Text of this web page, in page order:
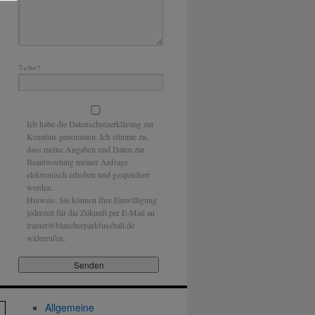
7+9=?
Ich habe die Datenschutzerklärung zur
Kenntnis genommen. Ich stimme zu,
dass meine Angaben und Daten zur
Beantwortung meiner Anfrage
elektronisch erhoben und gespeichert
werden.
Hinweis: Sie können Ihre Einwilligung
jederzeit für die Zukunft per E-Mail an
trainer@bluecherparkfussball.de
widerrufen.
Allgemeine